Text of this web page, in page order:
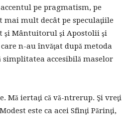
pe pragmatism, pe
mult decât pe speculaţiile
şi Mântuitorul şi Apostolii şi
n-au învăţat după metoda
simplitatea accesibilă maselor
Mă iertaţi că vă-ntrerup. Şi vreţi
este ca acei Sfinţi Părinţi,